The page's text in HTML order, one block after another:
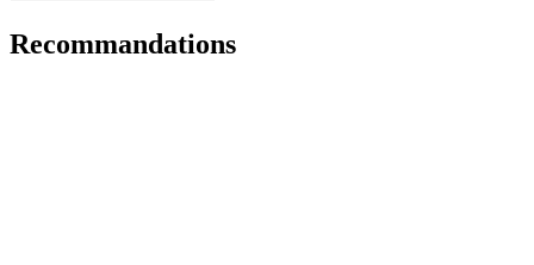
Recommandations